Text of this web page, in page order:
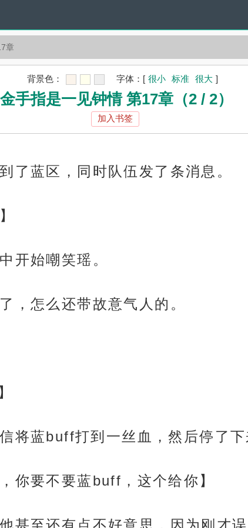
章
背景色： 字体： [ 很小 标准 很大 ]
金手指是一见钟情 第17章（2 / 2）
加入书签
了蓝区，同时队伍发了条消息。
开始嘲笑瑶。
，怎么还带故意气人的。
将蓝buff打到一丝血，然后停了下
你要不要蓝buff，这个给你】
甚至还有点不好意思，因为刚才误